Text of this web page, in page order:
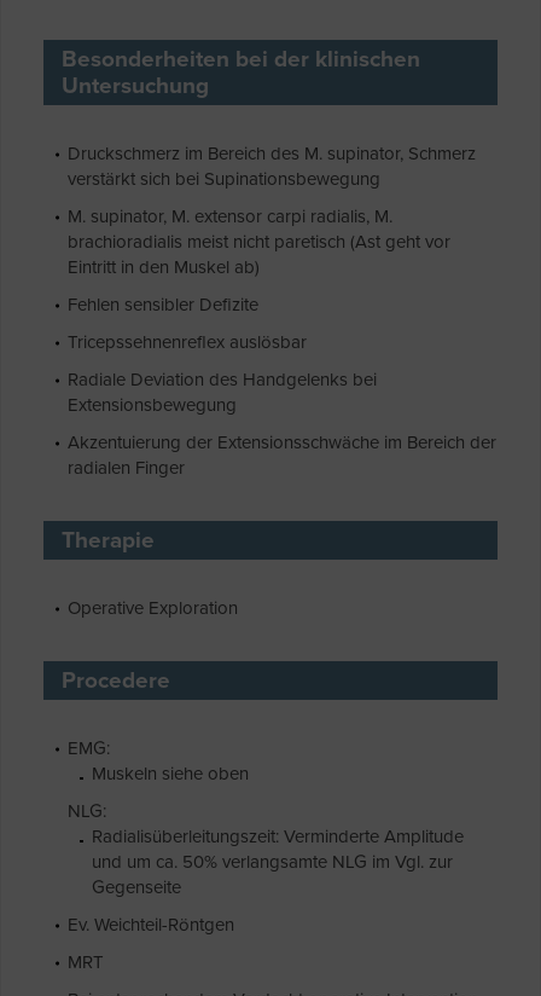
Besonderheiten bei der klinischen
Untersuchung
Druckschmerz im Bereich des M. supinator, Schmerz
verstärkt sich bei Supinationsbewegung
M. supinator, M. extensor carpi radialis, M.
brachioradialis meist nicht paretisch (Ast geht vor
Eintritt in den Muskel ab)
Fehlen sensibler Defizite
Tricepssehnenreflex auslösbar
Radiale Deviation des Handgelenks bei
Extensionsbewegung
Akzentuierung der Extensionsschwäche im Bereich der
radialen Finger
Therapie
Operative Exploration
Procedere
EMG:
Muskeln siehe oben
NLG:
Radialisüberleitungszeit: Verminderte Amplitude
und um ca. 50% verlangsamte NLG im Vgl. zur
Gegenseite
Ev. Weichteil-Röntgen
MRT